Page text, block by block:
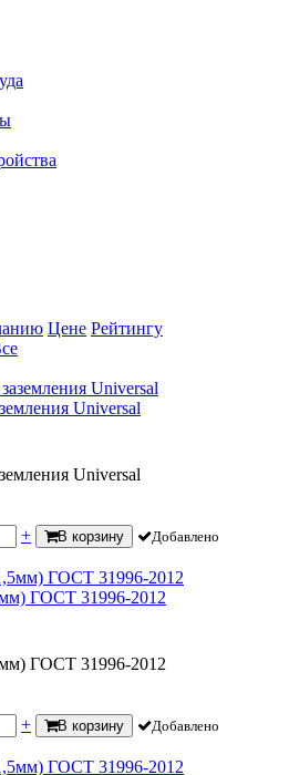
Цене Рейтингу
Universal
Universal
+ В корзину Добавлено
ГОСТ 31996-2012
ГОСТ 31996-2012
+ В корзину Добавлено